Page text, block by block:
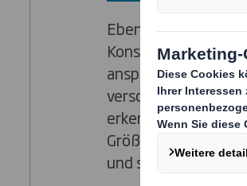
Ebenso wie
ansprechen. Die
verschiedene
erkennbare
Größe, und
und sind daher